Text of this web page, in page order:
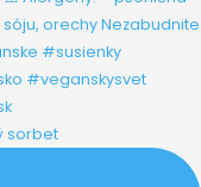
sorbet